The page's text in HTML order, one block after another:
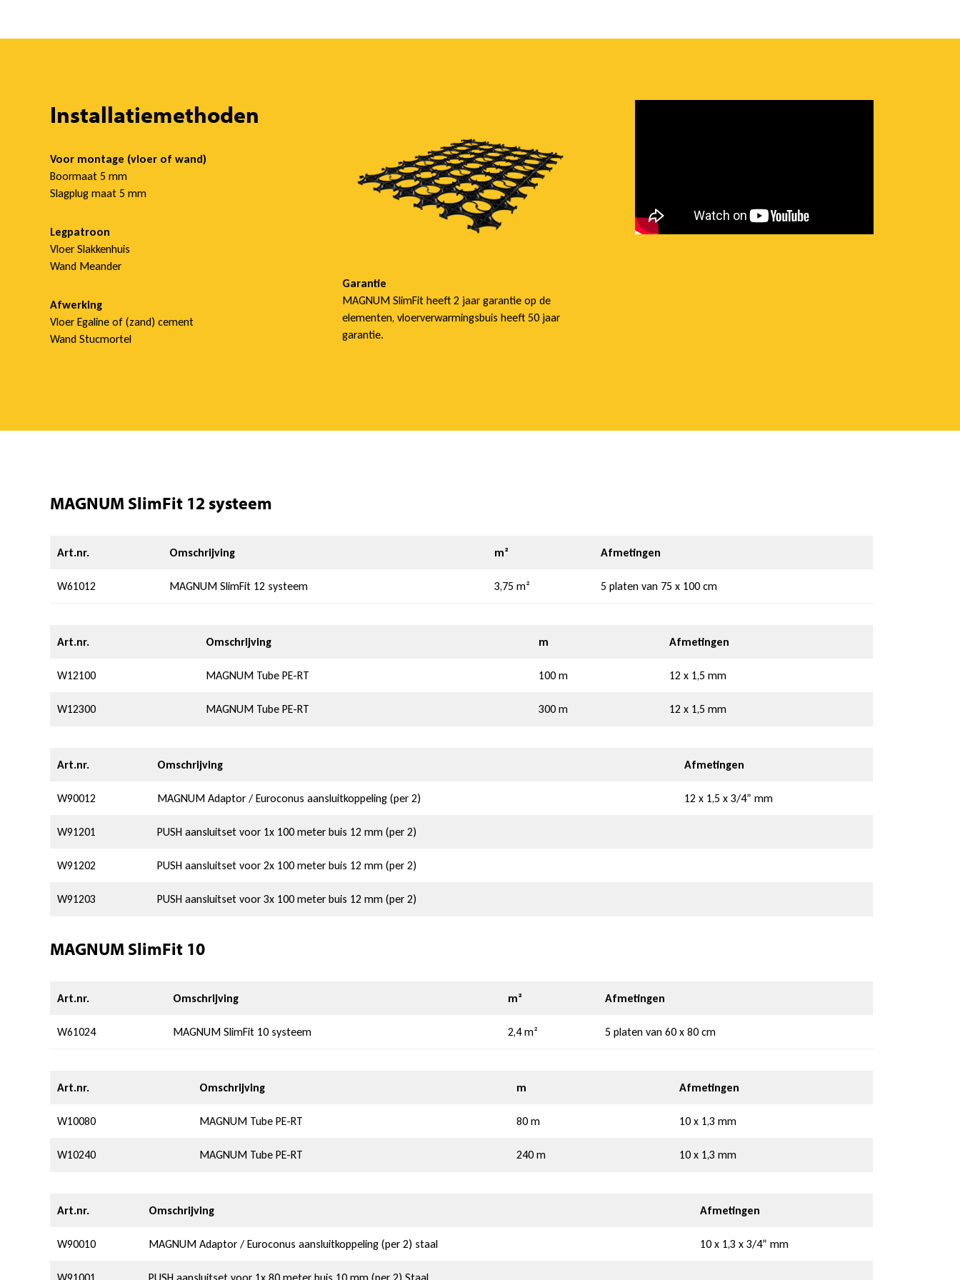
0
Installatiemethoden
Voor montage (vloer of wand)
Boormaat 5 mm
Slagplug maat 5 mm
Legpatroon
Vloer Slakkenhuis
Wand Meander
Afwerking
Vloer Egaline of (zand) cement
Wand Stucmortel
Garantie
MAGNUM SlimFit heeft 2 jaar garantie op de
elementen, vloerverwarmingsbuis heeft 50 jaar
garantie.
MAGNUM SlimFit 12 systeem
Art.nr. Omschrijving m² Afmetingen
W61012 MAGNUM SlimFit 12 systeem 3,75 m² 5 platen van 75 x 100 cm
Art.nr. Omschrijving m Afmetingen
W12100 MAGNUM Tube PE-RT 100 m 12 x 1,5 mm
W12300 MAGNUM Tube PE-RT 300 m 12 x 1,5 mm
Art.nr. Omschrijving Afmetingen
W90012 MAGNUM Adaptor / Euroconus aansluitkoppeling (per 2) 12 x 1,5 x 3/4” mm
W91201 PUSH aansluitset voor 1x 100 meter buis 12 mm (per 2)
W91202 PUSH aansluitset voor 2x 100 meter buis 12 mm (per 2)
W91203 PUSH aansluitset voor 3x 100 meter buis 12 mm (per 2)
MAGNUM SlimFit 10
Art.nr. Omschrijving m² Afmetingen
W61024 MAGNUM SlimFit 10 systeem 2,4 m² 5 platen van 60 x 80 cm
Art.nr. Omschrijving m Afmetingen
W10080 MAGNUM Tube PE-RT 80 m 10 x 1,3 mm
W10240 MAGNUM Tube PE-RT 240 m 10 x 1,3 mm
Art.nr. Omschrijving Afmetingen
W90010 MAGNUM Adaptor / Euroconus aansluitkoppeling (per 2) staal 10 x 1,3 x 3/4” mm